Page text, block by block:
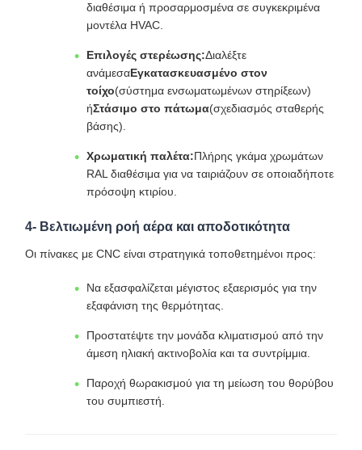
διαθέσιμα ή προσαρμοσμένα σε συγκεκριμένα
μοντέλα HVAC.
Επιλογές στερέωσης:Διαλέξτε
ανάμεσαΕγκατασκευασμένο στον
τοίχο(σύστημα ενσωματωμένων στηρίξεων)
ήΣτάσιμο στο πάτωμα(σχεδιασμός σταθερής
βάσης).
Χρωματική παλέτα:Πλήρης γκάμα χρωμάτων
RAL διαθέσιμα για να ταιριάζουν σε οποιαδήποτε
πρόσοψη κτιρίου.
4- Βελτιωμένη ροή αέρα και αποδοτικότητα
Οι πίνακες με CNC είναι στρατηγικά τοποθετημένοι προς:
Να εξασφαλίζεται μέγιστος εξαερισμός για την
εξαφάνιση της θερμότητας.
Προστατέψτε την μονάδα κλιματισμού από την
άμεση ηλιακή ακτινοβολία και τα συντρίμμια.
Παροχή θωρακισμού για τη μείωση του θορύβου
του συμπιεστή.